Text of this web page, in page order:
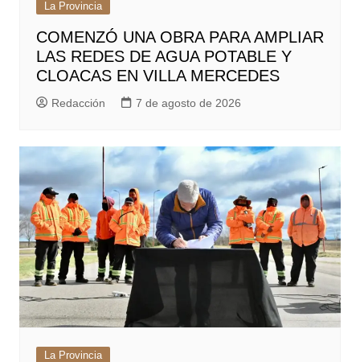
La Provincia
COMENZÓ UNA OBRA PARA AMPLIAR
LAS REDES DE AGUA POTABLE Y
CLOACAS EN VILLA MERCEDES
Redacción 7 de agosto de 2026
La Provincia